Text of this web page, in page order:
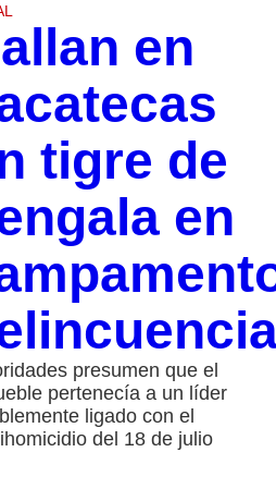
en
tigre de
en
presumen que el
pertenecía a un líder
ligado con el
del 18 de julio